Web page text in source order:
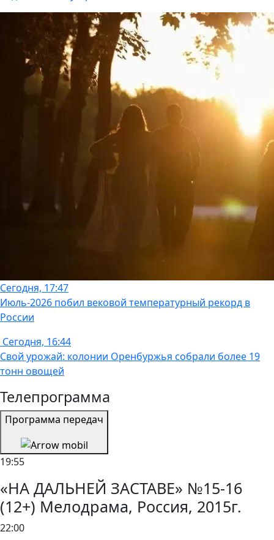
Сегодня, 17:47
Июль-2026 побил вековой температурный рекорд в
России
Сегодня, 16:44
Свой урожай: колонии Оренбуржья собрали более 19
тонн овощей
Телепрограмма
Программа передач
19:55
«НА ДАЛЬНЕЙ ЗАСТАВЕ» №15-16
(12+) Мелодрама, Россия, 2015г.
22:00